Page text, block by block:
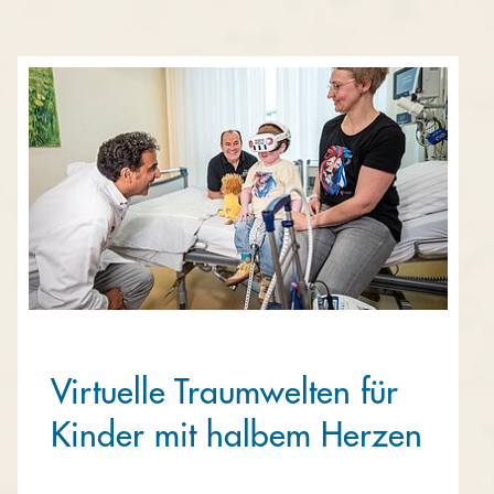
Virtuelle Traumwelten für
Kinder mit halbem Herzen